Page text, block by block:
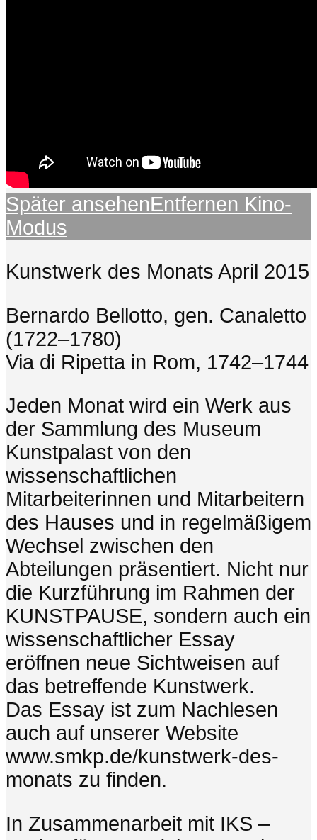
Später ansehenEntfernen Kino-
Modus
Kunstwerk des Monats April 2015
Bernardo Bellotto, gen. Canaletto
(1722–1780)
Via di Ripetta in Rom, 1742–1744
Jeden Monat wird ein Werk aus
der Sammlung des Museum
Kunstpalast von den
wissenschaftlichen
Mitarbeiterinnen und Mitarbeitern
des Hauses und in regelmäßigem
Wechsel zwischen den
Abteilungen präsentiert. Nicht nur
die Kurzführung im Rahmen der
KUNSTPAUSE, sondern auch ein
wissenschaftlicher Essay
eröffnen neue Sichtweisen auf
das betreffende Kunstwerk.
Das Essay ist zum Nachlesen
auch auf unserer Website
www.smkp.de/kunstwerk-des-
monats zu finden.
In Zusammenarbeit mit IKS –